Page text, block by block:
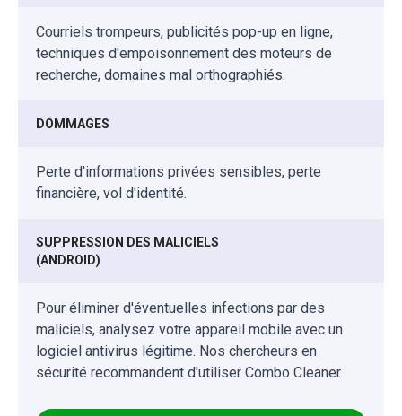
Courriels trompeurs, publicités pop-up en ligne,
techniques d'empoisonnement des moteurs de
recherche, domaines mal orthographiés.
DOMMAGES
Perte d'informations privées sensibles, perte
financière, vol d'identité.
SUPPRESSION DES MALICIELS
(ANDROID)
Pour éliminer d'éventuelles infections par des
maliciels, analysez votre appareil mobile avec un
logiciel antivirus légitime. Nos chercheurs en
sécurité recommandent d'utiliser Combo Cleaner.